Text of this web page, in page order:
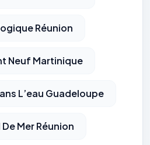
Réunion
Neuf Martinique
L’eau Guadeloupe
Mer Réunion